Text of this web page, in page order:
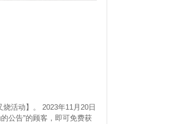
活动】。 2023年11月20日
公告”的顾客，即可免费获